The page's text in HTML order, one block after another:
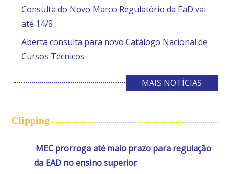
Consulta do Novo Marco Regulatório da EaD vai
até 14/8
Aberta consulta para novo Catálogo Nacional de
Cursos Técnicos
MAIS NOTÍCIAS
Clipping
MEC prorroga até maio prazo para regulação
da EAD no ensino superior